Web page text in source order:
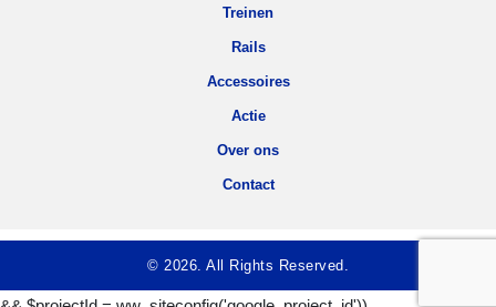
Treinen
Rails
Accessoires
Actie
Over ons
Contact
© 2026. All Rights Reserved.